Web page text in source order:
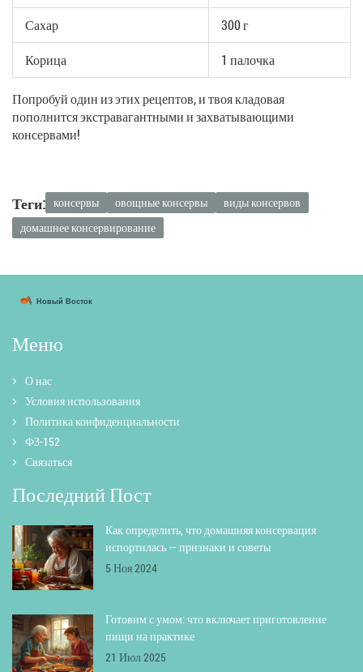
Сахар
300 г
Корица
1 палочка
Попробуй один из этих рецептов, и твоя кладовая
пополнится экстравагантными и захватывающими
консервами!
Теги: консервы овощные консервы
виды консервов
домашнее консервирование
Меню
О нас
Условия использования
Политика конфиденциальности
ФЗ-152
Связаться
Последний Пост
Как определить, что домашняя консервация
испортилась — признаки и советы
5 Ноя 2024
Готовим с умом: что включает приготовление
пищи на практике
21 Июл 2025